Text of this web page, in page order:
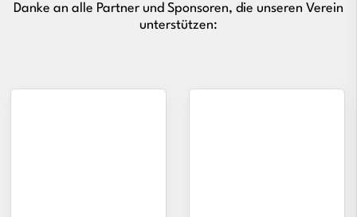
Danke an alle Partner und Sponsoren, die unseren Verein
unterstützen: